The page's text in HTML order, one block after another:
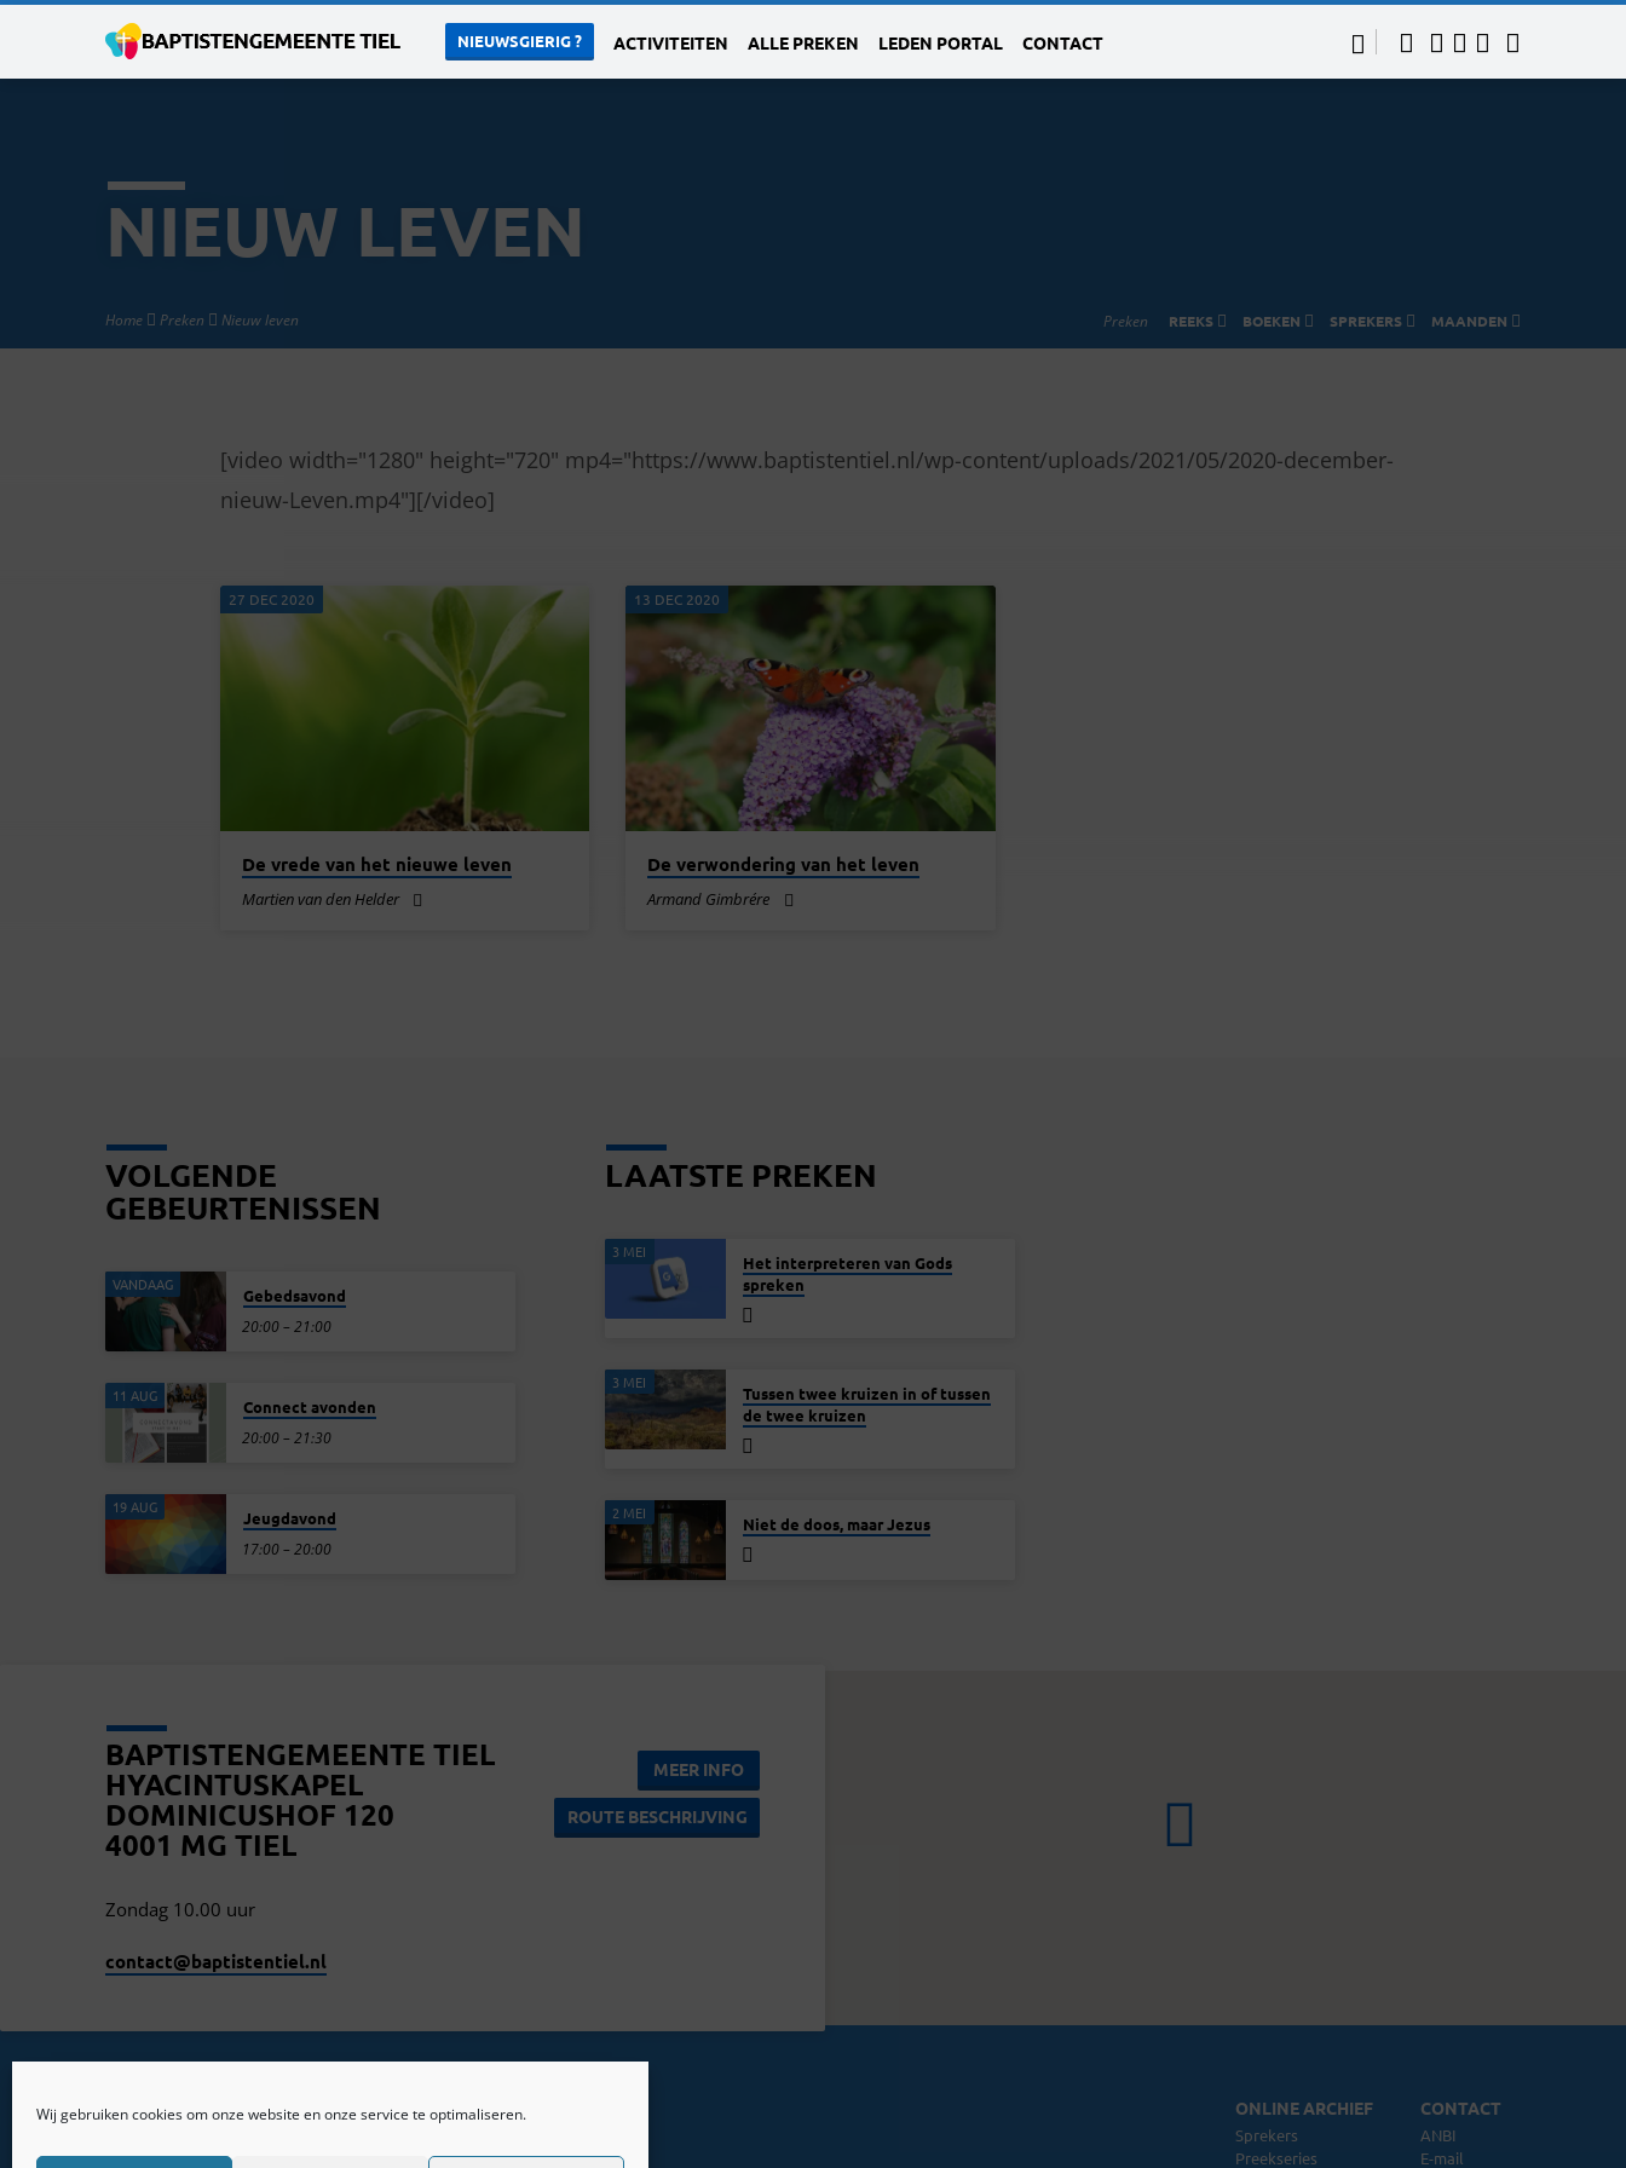
Wij gebruiken cookies om onze website en onze service te optimaliseren.
NIEUWSGIERIG ? ACTIVITEITEN ALLE PREKEN LEDEN PORTAL CONTACT
NIEUW LEVEN
Home Preken Nieuw leven Preken REEKS BOEKEN SPREKERS MAANDEN
NIEUW
[video width="1280" height="720" mp4="https://www.baptistentiel.nl/wp-content/uploads/2021/05/2020-december-
nieuw-Leven.mp4"][/video]
27 DEC 2020
De vrede van het nieuwe leven
Martien van den Helder
13 DEC 2020
De verwondering van het leven
Armand Gimbrére
VOLGENDE
GEBEURTENISSEN
VANDAAG
Gebedsavond
20:00 – 21:00
11 AUG
Connect avonden
20:00 – 21:30
19 AUG
Jeugdavond
17:00 – 20:00
LAATSTE PREKEN
3 MEI
Het interpreteren van Gods
spreken
3 MEI
Tussen twee kruizen in of tussen
de twee kruizen
2 MEI
Niet de doos, maar Jezus
BAPTISTENGEMEENTE TIEL
HYACINTUSKAPEL
DOMINICUSHOF 120
4001 MG TIEL
MEER INFO
ROUTE BESCHRIJVING
Zondag 10.00 uur
contact​@baptistentiel.nl
ONLINE ARCHIEF
Sprekers
Preekseries
CONTACT
ANBI
E-mail